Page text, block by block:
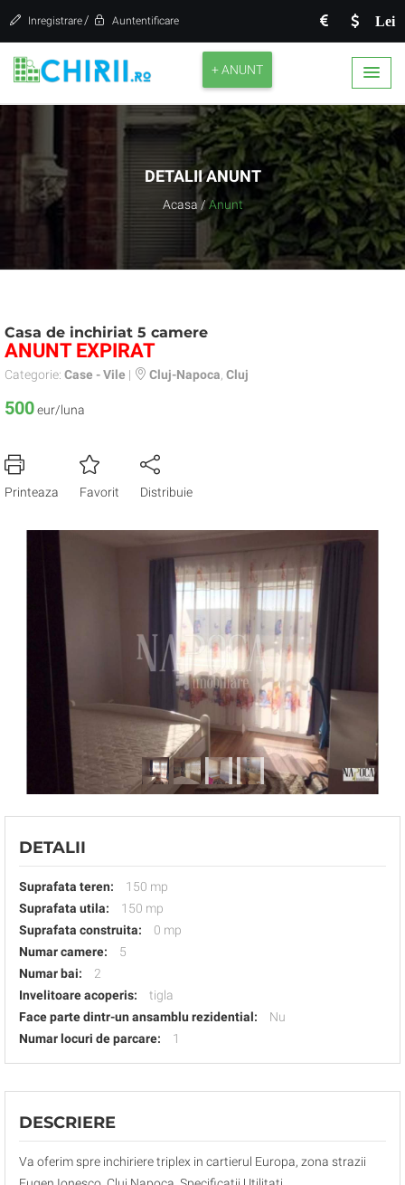
Lei
Inregistrare / Auntentificare
+ ANUNT
DETALII ANUNT
Acasa / Anunt
Casa de inchiriat 5 camere
ANUNT EXPIRAT
Categorie: Case - Vile | Cluj-Napoca Cluj
500eur/luna
Printeaza Favorit Distribuie
DETALII
Suprafata teren:
150 mp
Suprafata utila:
150 mp
Suprafata construita:
0 mp
Numar camere:
5
Numar bai:
2
Invelitoare acoperis:
tigla
Face parte dintr-un ansamblu rezidential:
Nu
Numar locuri de parcare:
1
DESCRIERE
Va oferim spre inchiriere triplex in cartierul Europa, zona strazii